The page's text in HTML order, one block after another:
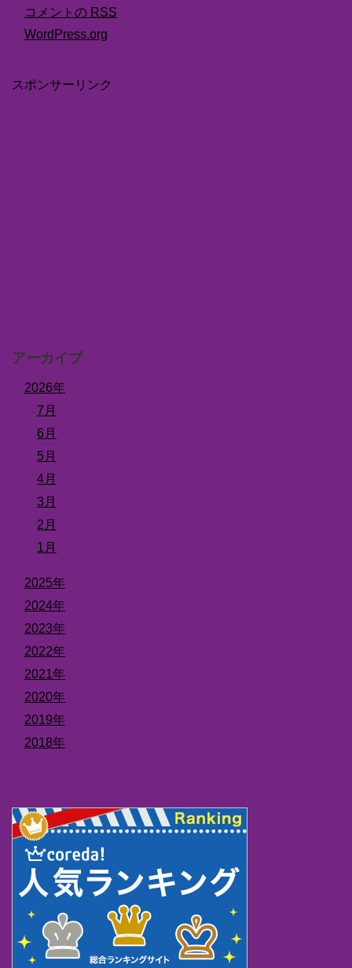
コメントの RSS
WordPress.org
スポンサーリンク
アーカイブ
2026年
7月
6月
5月
4月
3月
2月
1月
2025年
2024年
2023年
2022年
2021年
2020年
2019年
2018年